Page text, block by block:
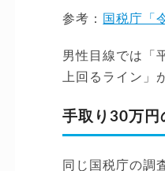
参考： 国税庁「
男性目線では「
上回るライン」
手取り30万円
同じ国税庁の調